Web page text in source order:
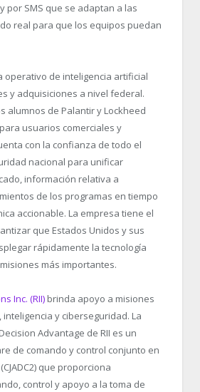
por SMS que se adaptan a las
real para que los equipos puedan
operativo de inteligencia artificial
y adquisiciones a nivel federal.
alumnos de Palantir y Lockheed
usuarios comerciales y
con la confianza de todo el
nacional para unificar
información relativa a
de los programas en tiempo
accionable. La empresa tiene el
que Estados Unidos y sus
rápidamente la tecnología
más importantes.
Inc. (RII) brinda apoyo a misiones
y ciberseguridad. La
Advantage de RII es un
de comando y control conjunto en
que proporciona
control y apoyo a la toma de